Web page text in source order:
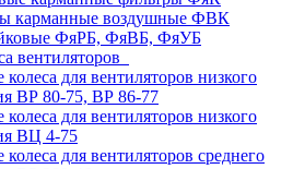
карманные воздушные ФВК
ФяРБ, ФяВБ, ФяУБ
вентиляторов
колеса для вентиляторов низкого
ВР 80-75, ВР 86-77
колеса для вентиляторов низкого
ВЦ 4-75
колеса для вентиляторов среднего